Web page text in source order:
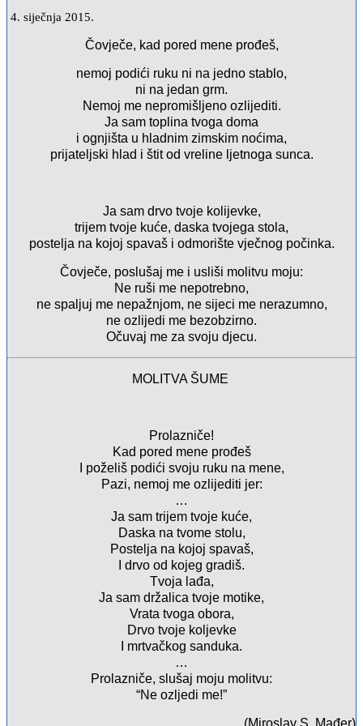
4. siječnja 2015.
Čovječe, kad pored mene prođeš,
nemoj podići ruku ni na jedno stablo,
ni na jedan grm.
Nemoj me nepromišljeno ozlijediti.
Ja sam toplina tvoga doma
i ognjišta u hladnim zimskim noćima,
prijateljski hlad i štit od vreline ljetnoga sunca.
Ja sam drvo tvoje kolijevke,
trijem tvoje kuće, daska tvojega stola,
postelja na kojoj spavaš i odmorište vječnog počinka.
Čovječe, poslušaj me i usliši molitvu moju:
Ne ruši me nepotrebno,
ne spaljuj me nepažnjom, ne sijeci me nerazumno,
ne ozlijedi me bezobzirno.
Očuvaj me za svoju djecu.
MOLITVA ŠUME
Prolazniče!
Kad pored mene prođeš
I poželiš podići svoju ruku na mene,
Pazi, nemoj me ozlijediti jer:
…
Ja sam trijem tvoje kuće,
Daska na tvome stolu,
Postelja na kojoj spavaš,
I drvo od kojeg gradiš.
Tvoja lađa,
Ja sam držalica tvoje motike,
Vrata tvoga obora,
Drvo tvoje koljevke
I mrtvačkog sanduka.
…
Prolazniče, slušaj moju molitvu:
“Ne ozljedi me!”